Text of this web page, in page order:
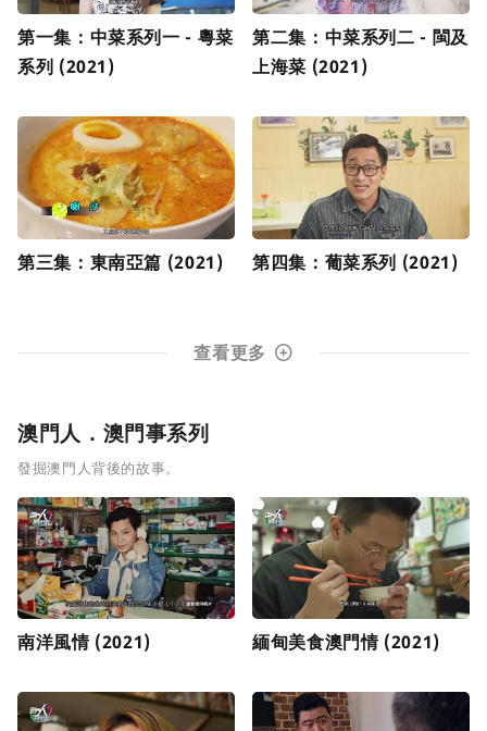
第一集：中菜系列一 - 粵菜
系列 (2021)
第二集：中菜系列二 - 閩及
上海菜 (2021)
第三集：東南亞篇 (2021) 第四集：葡菜系列 (2021)
查看更多
澳門人．澳門事系列
發掘澳門人背後的故事。
南洋風情 (2021) 緬甸美食澳門情 (2021)